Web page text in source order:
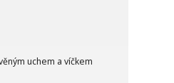
uchem a víčkem